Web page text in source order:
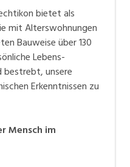
Medien, Druck
(Fertigung)
Pflege
Zoll
bietet als
mit Alterswohnungen
Bauweise über 130
Lebens-
unsere
Erkenntnissen zu
Mensch im